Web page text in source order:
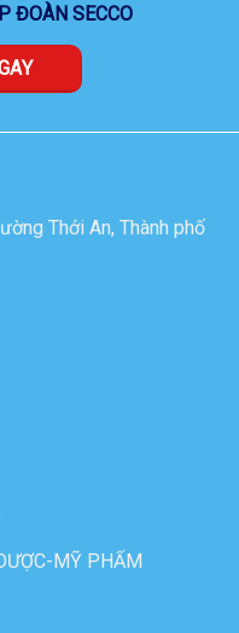
ĐOÀN SECCO
Thới An, Thành phố
MỸ PHẨM